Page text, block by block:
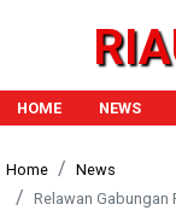
HOME
NEWS
Home
News
Relawan Gabungan